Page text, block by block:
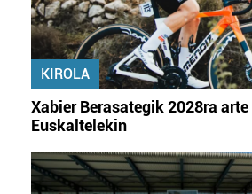
fitxategiak erabiltzen ditu. Zure
zerbitzuak hobetzeko asmoz,
baliatzen gara. Ohar hau onartuz
erabiltzeko baimen esplizitua
KIROLA
Xabier Berasategik 2028ra
Euskaltelekin